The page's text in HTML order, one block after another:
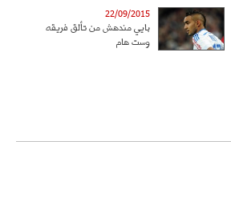
22/09/2015
بايي مندهش من تألق فريقه
وست هام